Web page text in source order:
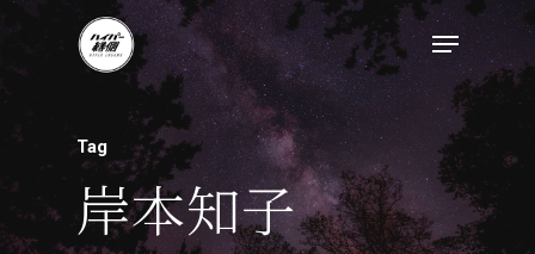
Tag
岸本知子